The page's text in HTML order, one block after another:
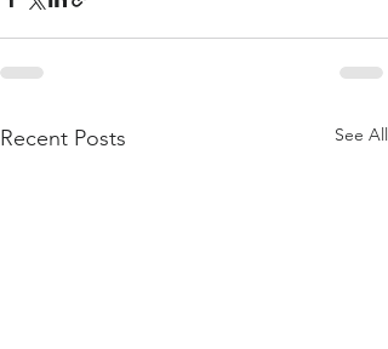
Recent Posts See All